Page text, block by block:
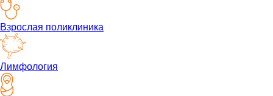
Взрослая поликлиника
Лимфология